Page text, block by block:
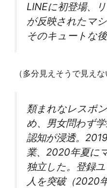
LINEに初登場、
が反映されたマ
そのキュートな後
（多分見えそうで見えな
類まれなレスポ
め、男女問わず
認知が浸透。
業、2020年夏に
独立した。登録
人を突破（2020